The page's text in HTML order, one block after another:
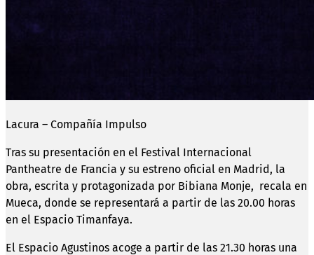
Lacura – Compañía Impulso
Tras su presentación en el Festival Internacional
Pantheatre de Francia y su estreno oficial en Madrid, la
obra, escrita y protagonizada por Bibiana Monje, recala en
Mueca, donde se representará a partir de las 20.00 horas
en el Espacio Timanfaya.
El Espacio Agustinos acoge a partir de las 21.30 horas una